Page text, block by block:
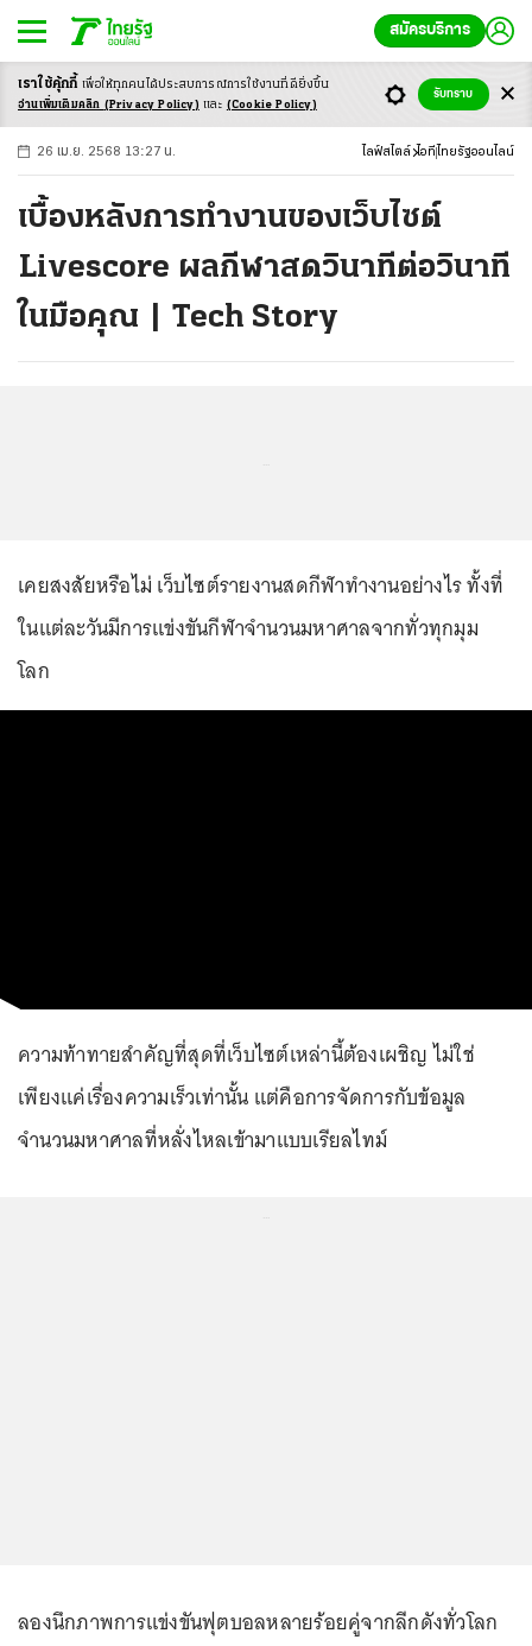
สมัครบริการ
-ก ก ก+
26 เม.ย. 2568 13:27 น. ไลฟ์สไตล์ ไอที ไทยรัฐออนไลน์
เบื้องหลังการทำงานของเว็บไซต์
Livescore ผลกีฬาสดวินาทีต่อวินาที
ในมือคุณ | Tech Story
เคยสงสัยหรือไม่ เว็บไซต์รายงานสดกีฬาทำงานอย่างไร ทั้งที่
ในแต่ละวันมีการแข่งขันกีฬาจำนวนมหาศาลจากทั่วทุกมุม
โลก
ความท้าทายสำคัญที่สุดที่เว็บไซต์เหล่านี้ต้องเผชิญ ไม่ใช่
เพียงแค่เรื่องความเร็วเท่านั้น แต่คือการจัดการกับข้อมูล
จำนวนมหาศาลที่หลั่งไหลเข้ามาแบบเรียลไทม์
ลองนึกภาพการแข่งขันฟุตบอลหลายร้อยคู่จากลีกดังทั่วโลก
เราใช้คุ้กกี้ เพื่อให้ทุกคนได้ประสบการณ์การใช้งานที่ดียิ่งขึ้น
อ่านเพิ่มเติมคลิก (Privacy Policy) และ (Cookie Policy)
รับทราบ